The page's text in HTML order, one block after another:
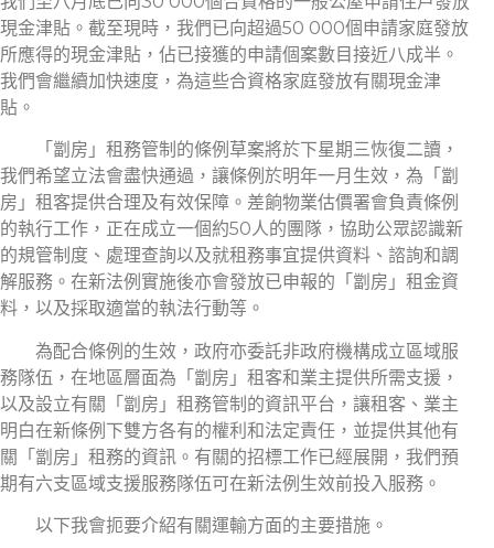
現金津貼。截至現時，我們已向超過50 000個申請家庭發放
所應得的現金津貼，佔已接獲的申請個案數目接近八成半。
我們會繼續加快速度，為這些合資格家庭發放有關現金津
貼。
「劏房」租務管制的條例草案將於下星期三恢復二讀，
我們希望立法會盡快通過，讓條例於明年一月生效，為「劏
房」租客提供合理及有效保障。差餉物業估價署會負責條例
的執行工作，正在成立一個約50人的團隊，協助公眾認識新
的規管制度、處理查詢以及就租務事宜提供資料、諮詢和調
解服務。在新法例實施後亦會發放已申報的「劏房」租金資
料，以及採取適當的執法行動等。
為配合條例的生效，政府亦委託非政府機構成立區域服
務隊伍，在地區層面為「劏房」租客和業主提供所需支援，
以及設立有關「劏房」租務管制的資訊平台，讓租客、業主
明白在新條例下雙方各有的權利和法定責任，並提供其他有
關「劏房」租務的資訊。有關的招標工作已經展開，我們預
期有六支區域支援服務隊伍可在新法例生效前投入服務。
以下我會扼要介紹有關運輸方面的主要措施。